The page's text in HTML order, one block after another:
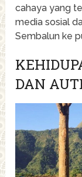
cahaya yang
media sosial
Sembalun ke
DAN